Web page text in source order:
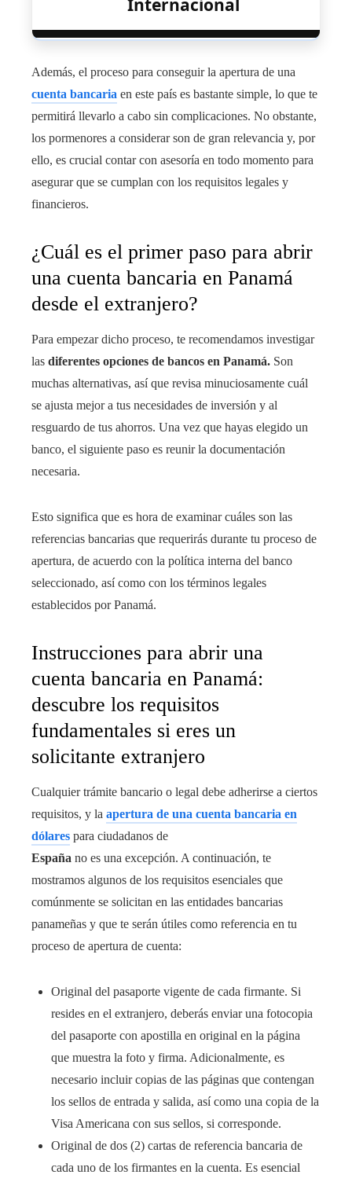
Internacional
Además, el proceso para conseguir la apertura de una
cuenta bancaria en este país es bastante simple, lo que te
permitirá llevarlo a cabo sin complicaciones. No obstante,
los pormenores a considerar son de gran relevancia y, por
ello, es crucial contar con asesoría en todo momento para
asegurar que se cumplan con los requisitos legales y
financieros.
¿Cuál es el primer paso para abrir
una cuenta bancaria en Panamá
desde el extranjero?
Para empezar dicho proceso, te recomendamos investigar
las diferentes opciones de bancos en Panamá. Son
muchas alternativas, así que revisa minuciosamente cuál
se ajusta mejor a tus necesidades de inversión y al
resguardo de tus ahorros. Una vez que hayas elegido un
banco, el siguiente paso es reunir la documentación
necesaria.
Esto significa que es hora de examinar cuáles son las
referencias bancarias que requerirás durante tu proceso de
apertura, de acuerdo con la política interna del banco
seleccionado, así como con los términos legales
establecidos por Panamá.
Instrucciones para abrir una
cuenta bancaria en Panamá:
descubre los requisitos
fundamentales si eres un
solicitante extranjero
Cualquier trámite bancario o legal debe adherirse a ciertos
requisitos, y la apertura de una cuenta bancaria en
dólares para ciudadanos de
España no es una excepción. A continuación, te
mostramos algunos de los requisitos esenciales que
comúnmente se solicitan en las entidades bancarias
panameñas y que te serán útiles como referencia en tu
proceso de apertura de cuenta:
Original del pasaporte vigente de cada firmante. Si
resides en el extranjero, deberás enviar una fotocopia
del pasaporte con apostilla en original en la página
que muestra la foto y firma. Adicionalmente, es
necesario incluir copias de las páginas que contengan
los sellos de entrada y salida, así como una copia de la
Visa Americana con sus sellos, si corresponde.
Original de dos (2) cartas de referencia bancaria de
cada uno de los firmantes en la cuenta. Es esencial